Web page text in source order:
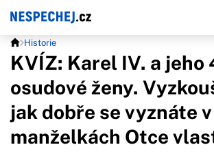
Historie
KVÍZ: Karel IV. a jeho
osudové ženy.
jak dobře se vyznáte v
manželkách Otce